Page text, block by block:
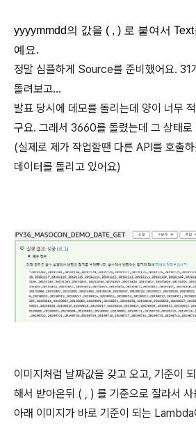
yyyymmdd의 값을 ( , ) 로 붙여서
예요.
정말 심플하게 Source를 준비했어요. 31
돌려보고...
발표 당시에 데모를 돌리는데 양이 너무
구요. 그래서 3660를 돌렸는데 그 상태로
(실제로 제가 작업할땐 다른 API를 호출
데이터를 돌리고 있어요)
이미지처럼 날짜값을 갖고 오고, 기준이
해서 받아온뒤 ( , ) 를 기준으로 잘라서 사
아래 이미지가 바로 기준이 되는 Lambda